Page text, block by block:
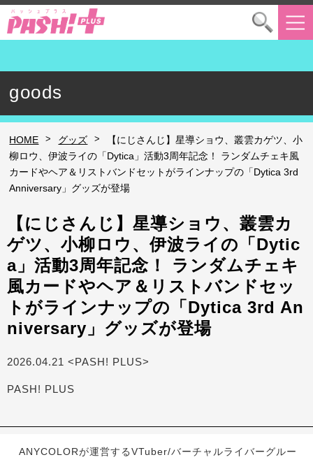
goods
HOME > グッズ >
【にじさんじ】星導ショウ、叢雲カゲツ、小
柳ロウ、伊波ライの「Dytica」活動3周年記念！ ランダムチェキ風
カードやヘア＆リストバンドセットがラインナップの「Dytica 3rd
Anniversary」グッズが登場
【にじさんじ】星導ショウ、叢雲カ
ゲツ、小柳ロウ、伊波ライの「Dytic
a」活動3周年記念！ ランダムチェキ
風カードやヘア＆リストバンドセッ
トがラインナップの「Dytica 3rd An
niversary」グッズが登場
2026.04.21 <PASH! PLUS>
PASH! PLUS
ANYCOLORが運営するVTuber/バーチャルライバーグルー